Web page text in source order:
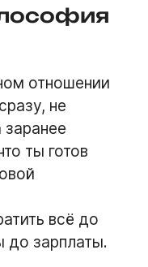
отношении
не
заранее
ты готов
всё до
до зарплаты.